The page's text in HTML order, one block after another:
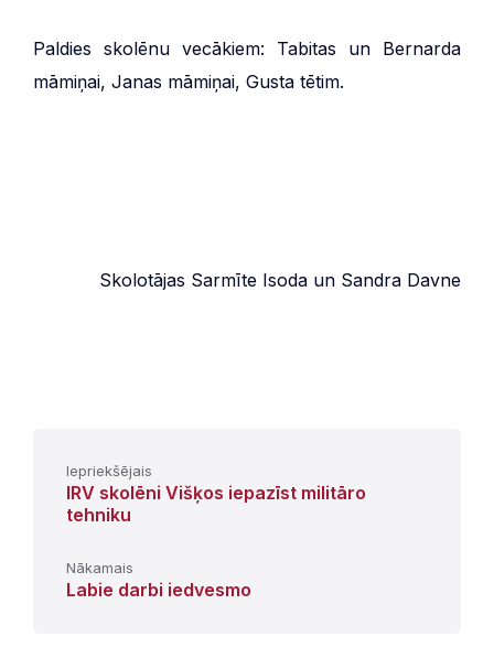
Paldies skolēnu vecākiem: Tabitas un Bernarda
māmiņai, Janas māmiņai, Gusta tētim.
Skolotājas Sarmīte Isoda un Sandra Davne
Iepriekšējais
IRV skolēni Višķos iepazīst militāro
tehniku
Nākamais
Labie darbi iedvesmo